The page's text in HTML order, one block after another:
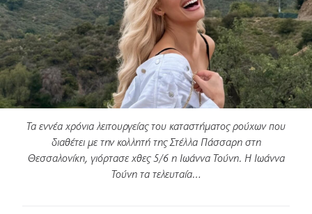
Τα εννέα χρόνια λειτουργείας του καταστήματος ρούχων που
διαθέτει με την κολλητή της Στέλλα Πάσσαρη στη
Θεσσαλονίκη, γιόρτασε χθες 5/6 η Ιωάννα Τούνη. Η Ιωάννα
Τούνη τα τελευταία…